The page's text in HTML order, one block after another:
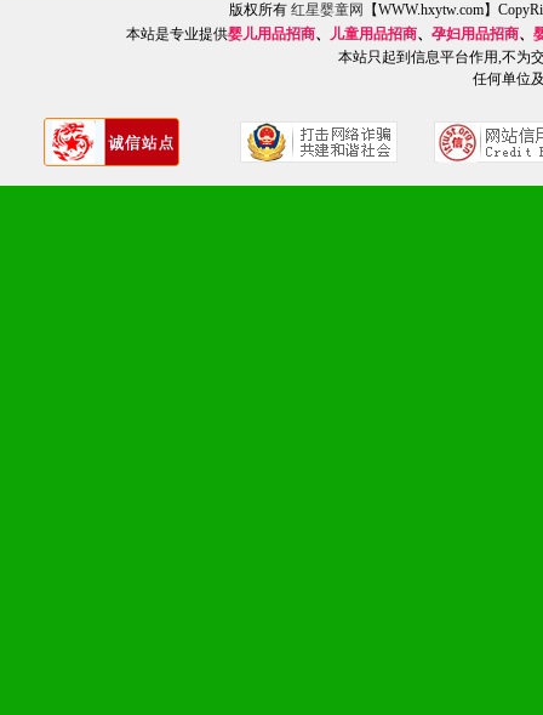
版权所有红星婴童网
【WWW.hxytw.com】
本站是专业提供婴儿用品招商、 儿童用品招商、 孕妇用品招商、
本站只起到信息平台作用,不为
任何单位